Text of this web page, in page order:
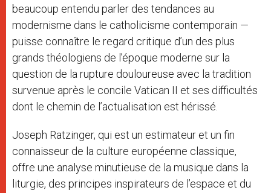
beaucoup entendu parler des tendances au
modernisme dans le catholicisme contemporain —
puisse connaître le regard critique d’un des plus
grands théologiens de l’époque moderne sur la
question de la rupture douloureuse avec la tradition
survenue après le concile Vatican II et ses difficultés
dont le chemin de l’actualisation est hérissé.
Joseph Ratzinger, qui est un estimateur et un fin
connaisseur de la culture européenne classique,
offre une analyse minutieuse de la musique dans la
liturgie, des principes inspirateurs de l’espace et du